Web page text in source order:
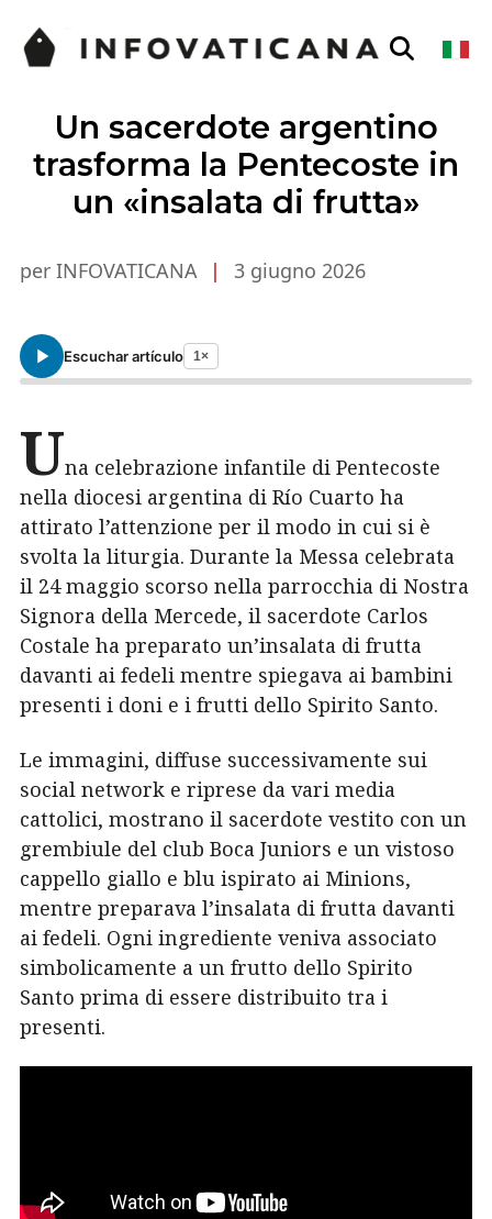
Un sacerdote argentino
trasforma la Pentecoste in
un «insalata di frutta»
per INFOVATICANA | 3 giugno 2026
Escuchar artículo 1×
Una celebrazione infantile di Pentecoste
nella diocesi argentina di Río Cuarto ha
attirato l’attenzione per il modo in cui si è
svolta la liturgia. Durante la Messa celebrata
il 24 maggio scorso nella parrocchia di Nostra
Signora della Mercede, il sacerdote Carlos
Costale ha preparato un’insalata di frutta
davanti ai fedeli mentre spiegava ai bambini
presenti i doni e i frutti dello Spirito Santo.
Le immagini, diffuse successivamente sui
social network e riprese da vari media
cattolici, mostrano il sacerdote vestito con un
grembiule del club Boca Juniors e un vistoso
cappello giallo e blu ispirato ai Minions,
mentre preparava l’insalata di frutta davanti
ai fedeli. Ogni ingrediente veniva associato
simbolicamente a un frutto dello Spirito
Santo prima di essere distribuito tra i
presenti.